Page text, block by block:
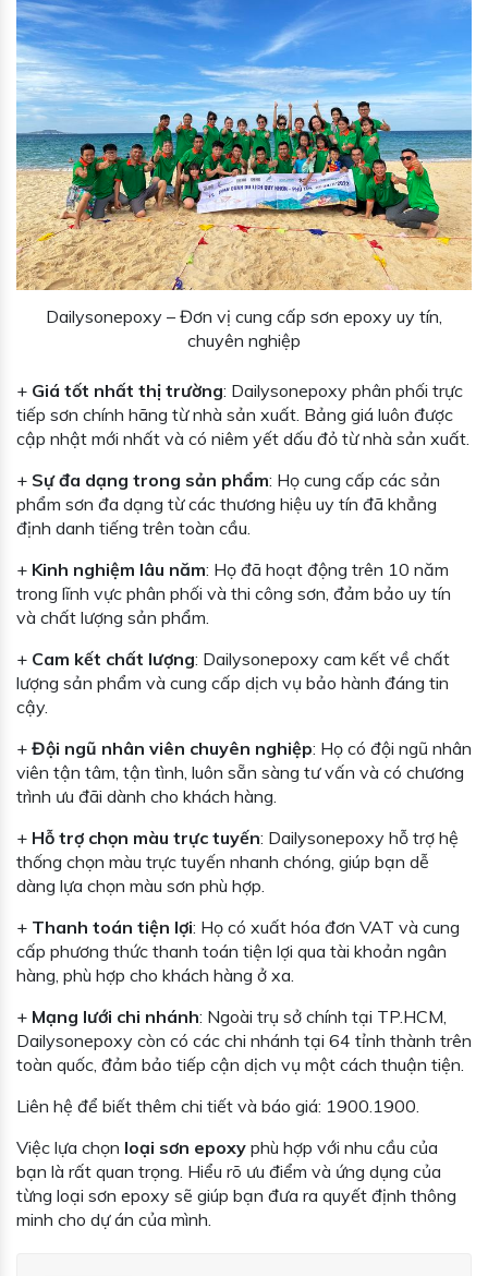
Dailysonepoxy – Đơn vị cung cấp sơn epoxy uy tín,
chuyên nghiệp
+ Giá tốt nhất thị trường: Dailysonepoxy phân phối trực
tiếp sơn chính hãng từ nhà sản xuất. Bảng giá luôn được
cập nhật mới nhất và có niêm yết dấu đỏ từ nhà sản xuất.
+ Sự đa dạng trong sản phẩm: Họ cung cấp các sản
phẩm sơn đa dạng từ các thương hiệu uy tín đã khẳng
định danh tiếng trên toàn cầu.
+ Kinh nghiệm lâu năm: Họ đã hoạt động trên 10 năm
trong lĩnh vực phân phối và thi công sơn, đảm bảo uy tín
và chất lượng sản phẩm.
+ Cam kết chất lượng: Dailysonepoxy cam kết về chất
lượng sản phẩm và cung cấp dịch vụ bảo hành đáng tin
cậy.
+ Đội ngũ nhân viên chuyên nghiệp: Họ có đội ngũ nhân
viên tận tâm, tận tình, luôn sẵn sàng tư vấn và có chương
trình ưu đãi dành cho khách hàng.
+ Hỗ trợ chọn màu trực tuyến: Dailysonepoxy hỗ trợ hệ
thống chọn màu trực tuyến nhanh chóng, giúp bạn dễ
dàng lựa chọn màu sơn phù hợp.
+ Thanh toán tiện lợi: Họ có xuất hóa đơn VAT và cung
cấp phương thức thanh toán tiện lợi qua tài khoản ngân
hàng, phù hợp cho khách hàng ở xa.
+ Mạng lưới chi nhánh: Ngoài trụ sở chính tại TP.HCM,
Dailysonepoxy còn có các chi nhánh tại 64 tỉnh thành trên
toàn quốc, đảm bảo tiếp cận dịch vụ một cách thuận tiện.
Liên hệ để biết thêm chi tiết và báo giá: 1900.1900.
Việc lựa chọn loại sơn epoxy phù hợp với nhu cầu của
bạn là rất quan trọng. Hiểu rõ ưu điểm và ứng dụng của
từng loại sơn epoxy sẽ giúp bạn đưa ra quyết định thông
minh cho dự án của mình.